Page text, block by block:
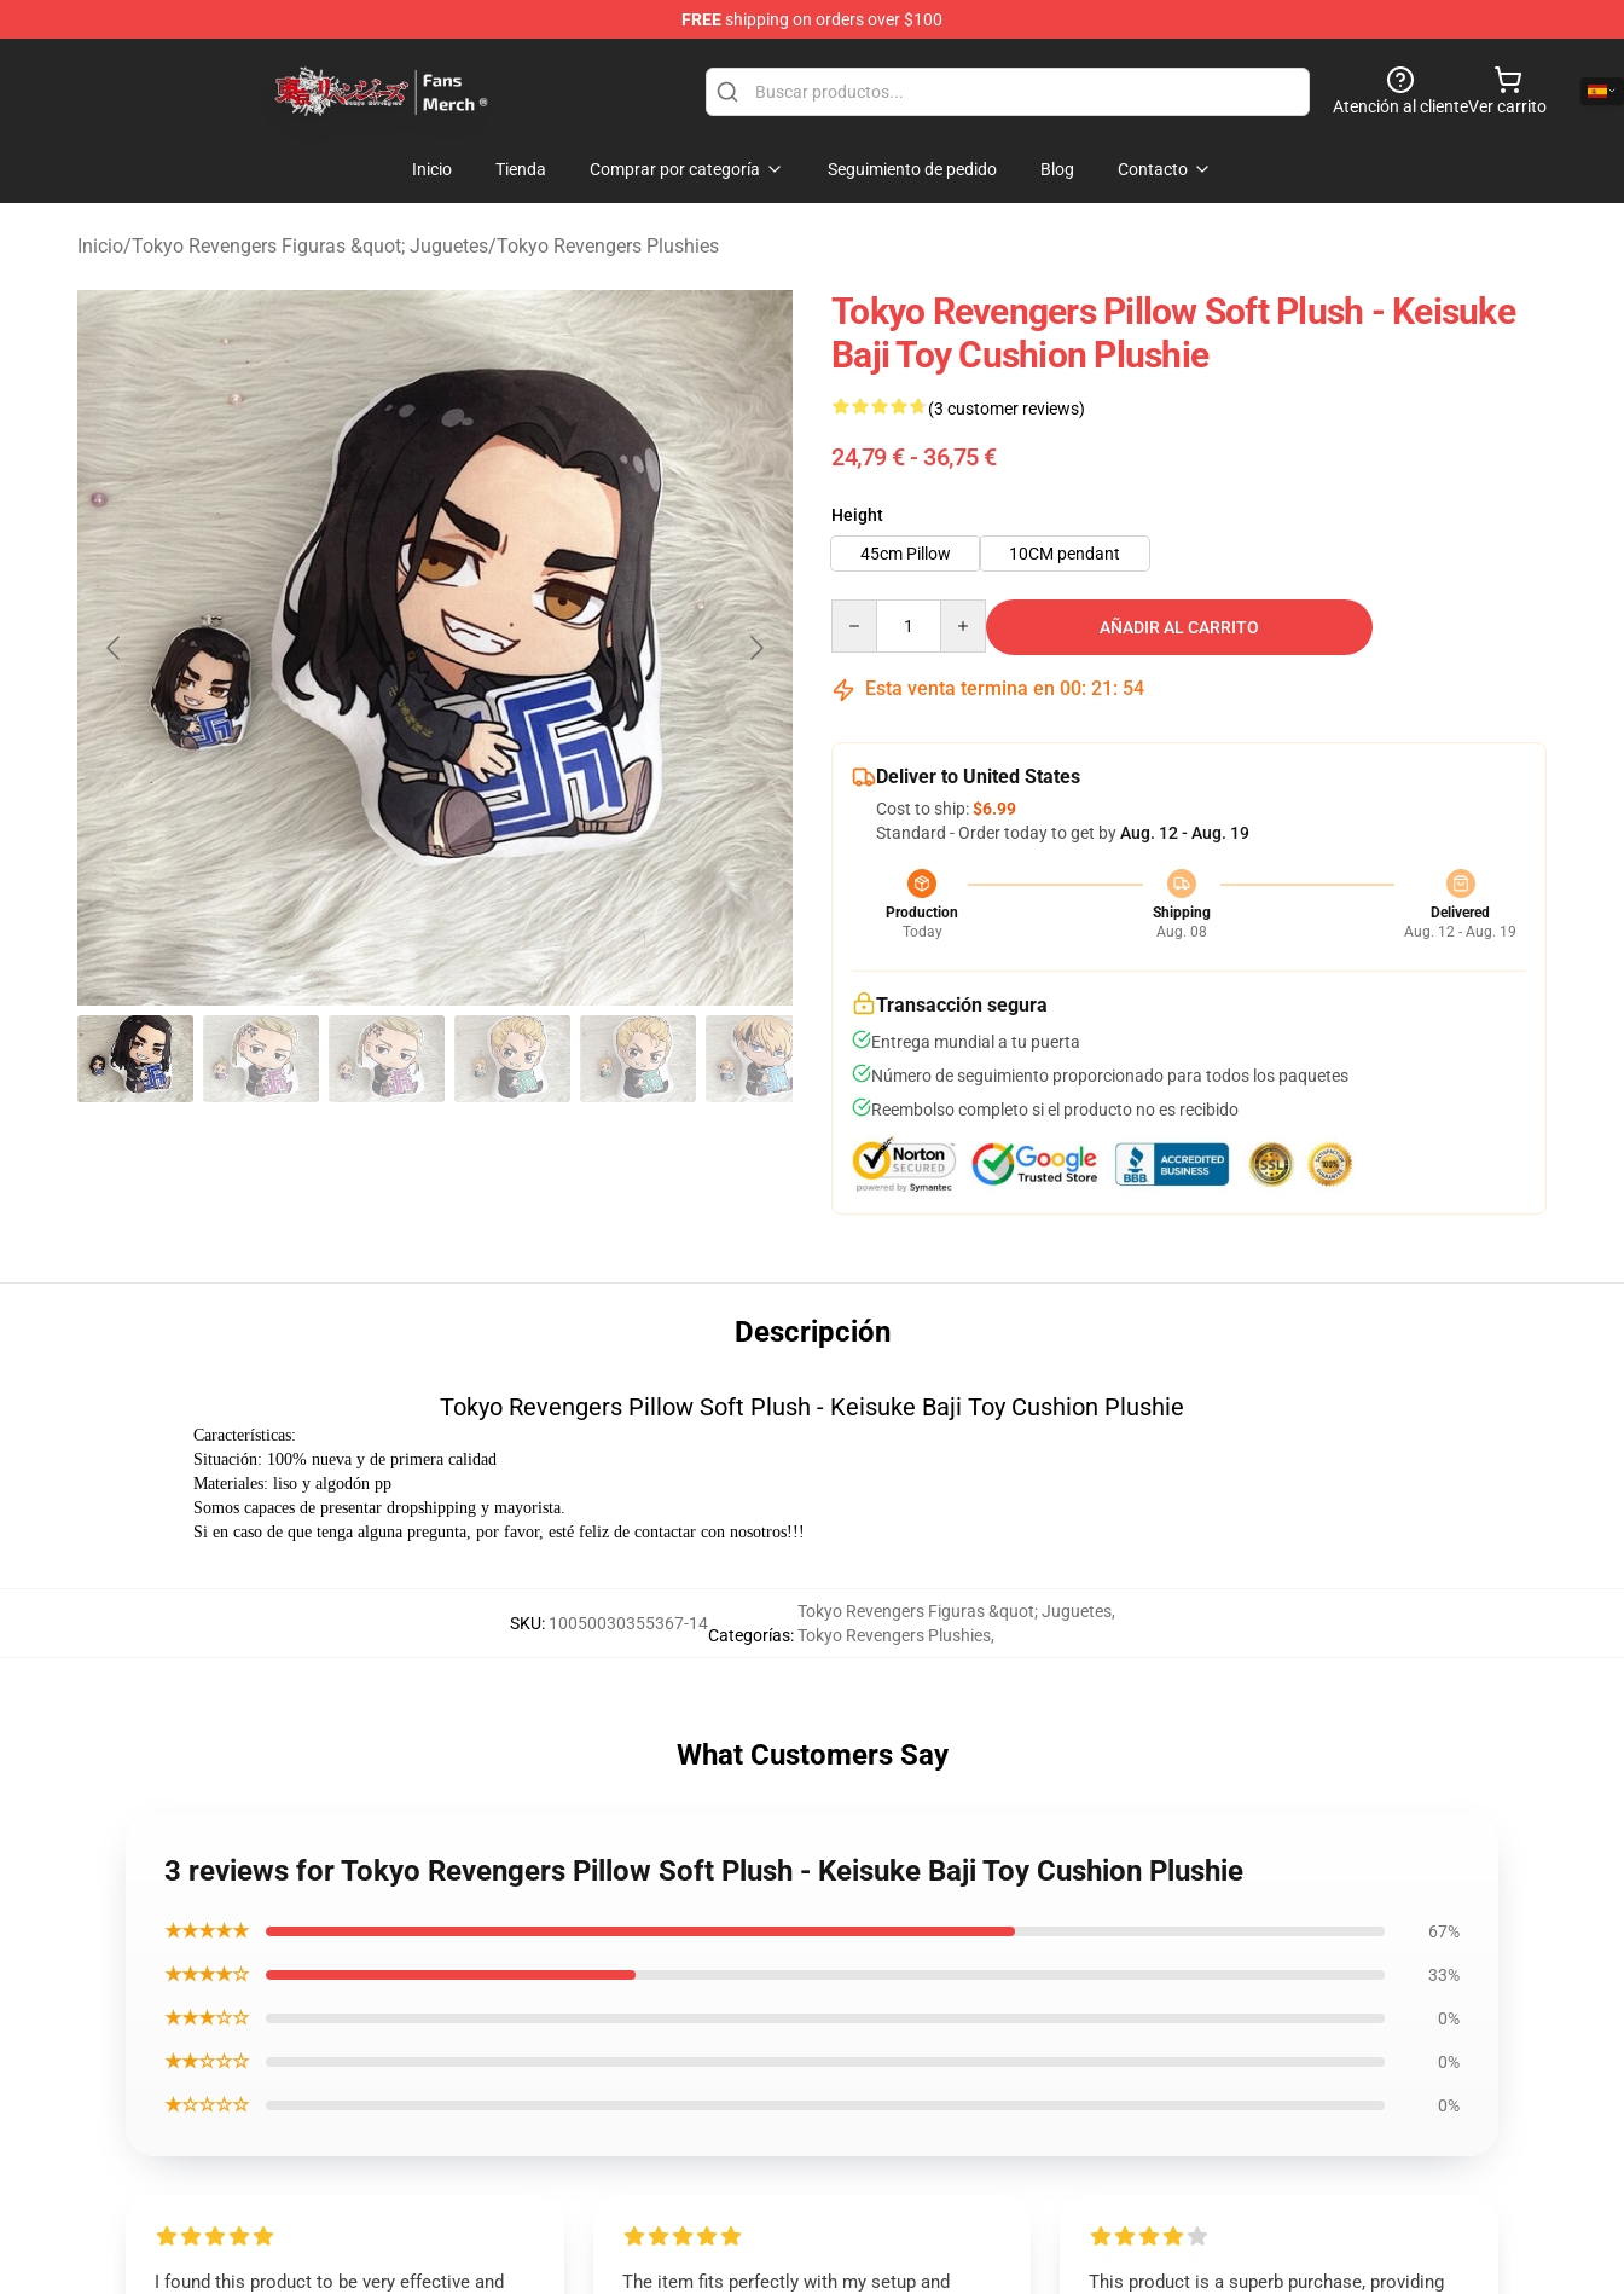
FREEshipping on orders over $100
Atención al clienteVer carrito
Inicio Tienda Comprar por categoría Seguimiento de pedido Blog Contacto
Inicio/Tokyo Revengers Figuras &quot; Juguetes/Tokyo Revengers Plushies
Tokyo Revengers Pillow Soft Plush - Keisuke
Baji Toy Cushion Plushie
(3 customer reviews)
24,79 € - 36,75 €
Height
45cm Pillow
10CM pendant
AÑADIR AL CARRITO
Esta venta termina en 00: 21 : 53
Deliver to United States
Cost to ship:$6.99
Standard - Order today to get byAug. 12 - Aug. 19
Production
Today
Shipping
Aug. 08
Delivered
Aug. 12 - Aug. 19
Transacción segura
Entrega mundial a tu puerta
Número de seguimiento proporcionado para todos los paquetes
Reembolso completo si el producto no es recibido
Descripción
Tokyo Revengers Pillow Soft Plush - Keisuke Baji Toy Cushion Plushie
Características:
Situación: 100% nueva y de primera calidad
Materiales: liso y algodón pp
Somos capaces de presentar dropshipping y mayorista.
Si en caso de que tenga alguna pregunta, por favor, esté feliz de contactar con nosotros!!!
SKU: 10050030355367-14
Categorías:
Tokyo Revengers Figuras &quot; Juguetes,
Tokyo Revengers Plushies,
What Customers Say
3 reviews for Tokyo Revengers Pillow Soft Plush - Keisuke Baji Toy Cushion Plushie
★★★★★ 67%
★★★★☆ 33%
★★★☆☆ 0%
★★☆☆☆ 0%
★☆☆☆☆ 0%
I found this product to be very effective and
The item fits perfectly with my setup and
This product is a superb purchase, providing